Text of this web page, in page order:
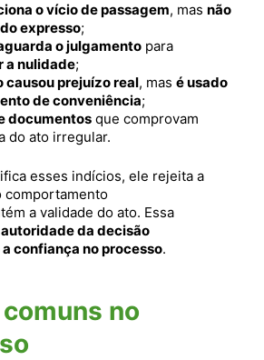
o vício de passagem, mas não
expresso;
o julgamento para
a nulidade;
causou prejuízo real, mas é usado
de conveniência;
documentos que comprovam
do ato irregular.
esses indícios, ele rejeita a
comportamento
a validade do ato. Essa
da decisão
confiança no processo.
no